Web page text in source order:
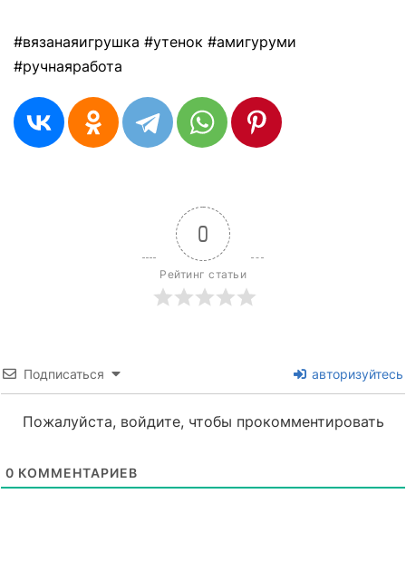
#вязанаяигрушка #утенок #амигуруми
#ручнаяработа
0
Рейтинг статьи
Подписаться авторизуйтесь
Пожалуйста, войдите, чтобы прокомментировать
0 КОММЕНТАРИЕВ